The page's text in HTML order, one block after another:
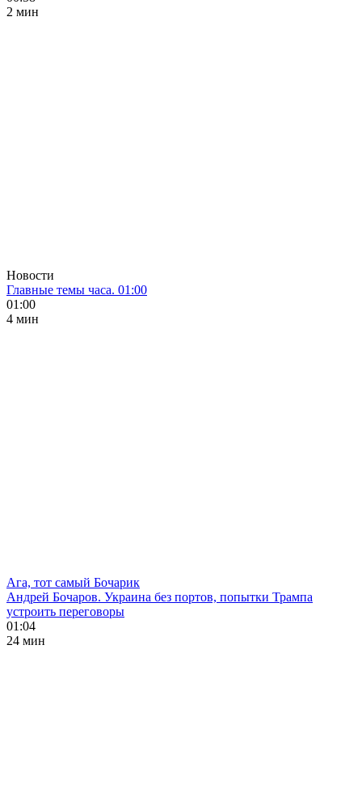
2 мин
Новости
Главные темы часа. 01:00
01:00
4 мин
Ага, тот самый Бочарик
Андрей Бочаров. Украина без портов, попытки Трампа
устроить переговоры
01:04
24 мин